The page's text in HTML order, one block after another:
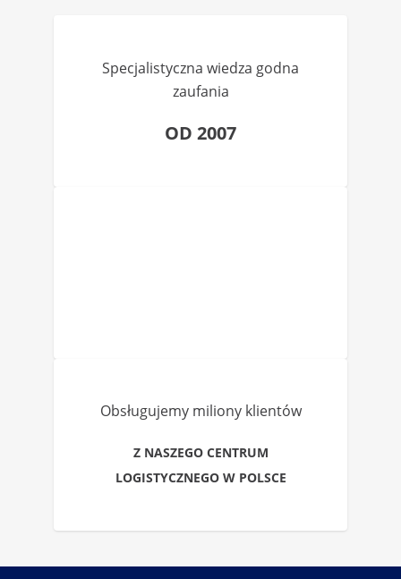
Specjalistyczna wiedza godna
zaufania
OD 2007
Obsługujemy miliony klientów
Z NASZEGO CENTRUM
LOGISTYCZNEGO W POLSCE